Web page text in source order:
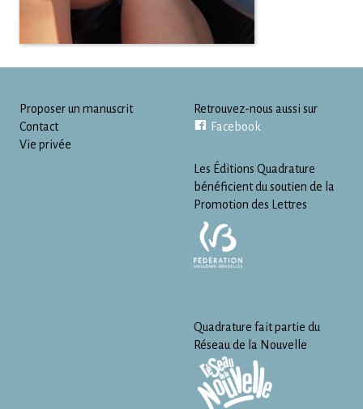
Proposer un manuscrit
Contact
Vie privée
Retrouvez-nous aussi sur
Facebook
Les Éditions Quadrature
bénéficient du soutien de la
Promotion des Lettres
Quadrature fait partie du
Réseau de la Nouvelle